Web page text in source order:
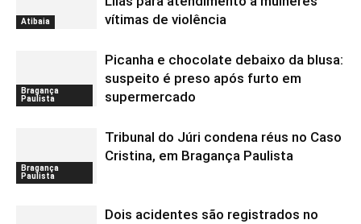
Atibaia
vítimas de violência
Bragança
Paulista
Picanha e chocolate debaixo da blusa:
suspeito é preso após furto em
supermercado
Bragança
Paulista
Tribunal do Júri condena réus no Caso
Cristina, em Bragança Paulista
Dois acidentes são registrados no